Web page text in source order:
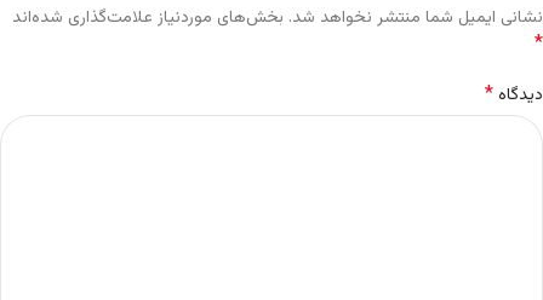
نشانی ایمیل شما منتشر نخواهد شد. بخش‌های موردنیاز علامت‌گذاری شده‌اند
*
دیدگاه*